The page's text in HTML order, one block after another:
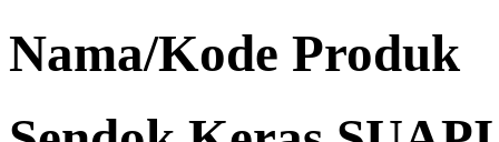
Nama/Kode Produk